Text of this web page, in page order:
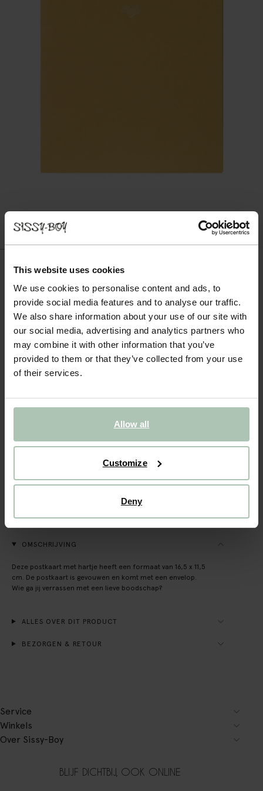
This website uses cookies
We use cookies to personalise content and ads, to
provide social media features and to analyse our traffic.
We also share information about your use of our site with
our social media, advertising and analytics partners who
may combine it with other information that you’ve
provided to them or that they’ve collected from your use
of their services.
Allow all
Customize
Deny
Goudkleurige Kaart Hart
3.99
Gekozen maat: Onesize
Binnen 30 minuten via e-mail
IN WINKELMAND
BEKIJK WINKELVOORRAAD
Snelle levering
REVIEWS (1)
OMSCHRIJVING
Deze postkaart met hartje heeft een formaat van 16,5 x 11,5
cm. De postkaart is gevouwen en komt met een envelop.
Wie ga jij verrassen met een lieve boodschap?
ALLES OVER DIT PRODUCT
BEZORGEN & RETOUR
Service
Winkels
Over Sissy-Boy
BLIJF DICHTBIJ, OOK ONLINE